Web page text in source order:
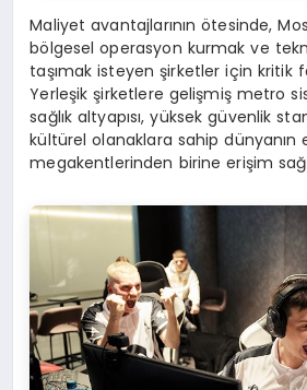
Maliyet avantajlarının ötesinde,
bölgesel operasyon kurmak ve
taşımak isteyen şirketler için kritik
Yerleşik şirketlere gelişmiş metro
sağlık altyapısı, yüksek güvenlik
kültürel olanaklara sahip dünyanın
megakentlerinden birine erişim